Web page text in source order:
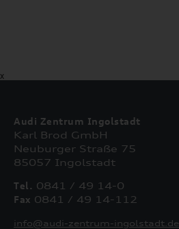
X
Audi Zentrum Ingolstadt
Karl Brod GmbH
Neuburger Straße 75
85057 Ingolstadt
Tel. 0841 / 49 14-0
Fax 0841 / 49 14-112
info@audi-zentrum-ingolstadt.de